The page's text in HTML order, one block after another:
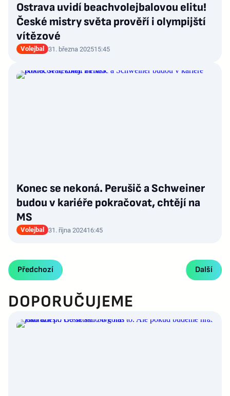
Ostrava uvidí beachvolejbalovou elitu!
České mistry světa prověří i olympijští
vítězové
Volejbal 31. března 202515:45
Konec se nekoná. Perušič a Schweiner
budou v kariéře pokračovat, chtějí na
MS
Volejbal 31. října 202416:45
Předchozí Další
DOPORUČUJEME